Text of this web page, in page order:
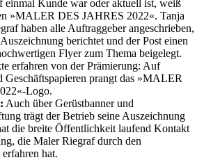
einmal Kunde war oder aktuell ist, weiß
»MALER DES JAHRES 2022«. Tanja
haben alle Auftraggeber angeschrieben,
berichtet und der Post einen
Flyer zum Thema beigelegt.
erfahren von der Prämierung: Auf
Geschäftspapieren prangt das »MALER
Logo.
Auch über Gerüstbanner und
trägt der Betrieb seine Auszeichnung
die breite Öffentlichkeit laufend Kontakt
die Maler Riegraf durch den
hat.